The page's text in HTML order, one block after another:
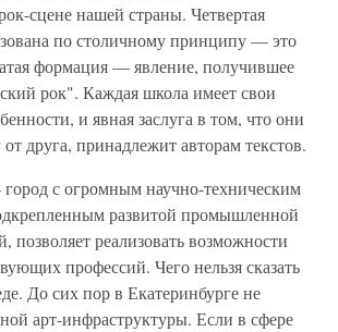
сцене нашей страны. Четвертая
по столичному принципу — это
формация — явление, получившее
рок". Каждая школа имеет свои
и явная заслуга в том, что они
друга, принадлежит авторам текстов.
с огромным научно-техническим
развитой промышленной
позволяет реализовать возможности
профессий. Чего нельзя сказать
До сих пор в Екатеринбурге не
арт-инфраструктуры. Если в сфере